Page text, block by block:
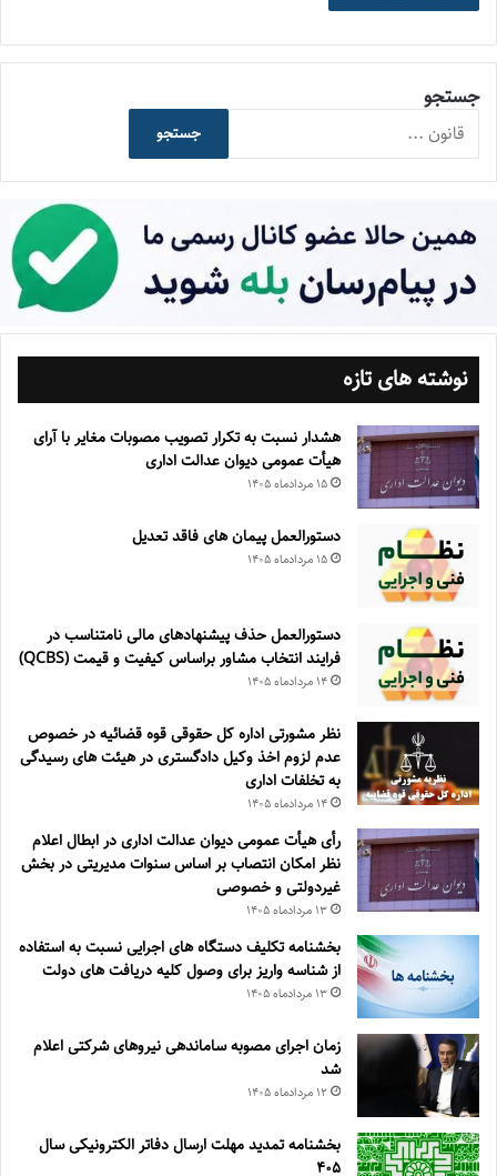
جستجو
جستجو
نوشته های تازه
هشدار نسبت به تکرار تصویب مصوبات مغایر با آرای
هیأت عمومی دیوان عدالت اداری
۱۵ مرداد‌ماه ۱۴۰۵
دستورالعمل پیمان های فاقد تعدیل
۱۵ مرداد‌ماه ۱۴۰۵
دستورالعمل حذف پيشنهادهای مالی نامتناسب در
فرايند انتخاب مشاور براساس كيفيت و قيمت (QCBS)
۱۴ مرداد‌ماه ۱۴۰۵
نظر مشورتی اداره کل حقوقی قوه قضائیه در خصوص
عدم لزوم اخذ وکیل دادگستری در هیئت های رسیدگی
به تخلفات اداری
۱۴ مرداد‌ماه ۱۴۰۵
رأی هیأت عمومی دیوان عدالت اداری در ابطال اعلام
نظر امکان انتصاب بر اساس سنوات مدیریتی در بخش
غیردولتی و خصوصی
۱۳ مرداد‌ماه ۱۴۰۵
بخشنامه تکلیف دستگاه های اجرایی نسبت به استفاده
از شناسه واریز برای وصول کلیه دریافت های دولت
۱۳ مرداد‌ماه ۱۴۰۵
زمان اجرای مصوبه ساماندهی نیروهای شرکتی اعلام
شد
۱۲ مرداد‌ماه ۱۴۰۵
بخشنامه تمدید مهلت ارسال دفاتر الکترونیکی سال
۴۰۵